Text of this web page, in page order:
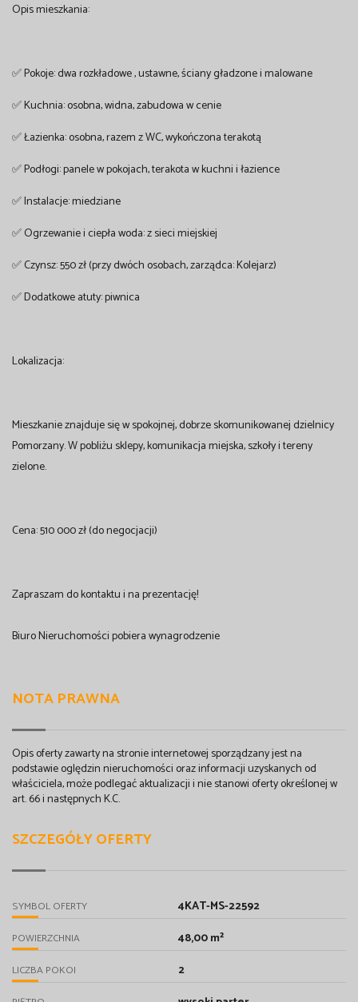
Opis mieszkania:
✅ Pokoje: dwa rozkładowe , ustawne, ściany gładzone i malowane
✅ Kuchnia: osobna, widna, zabudowa w cenie
✅ Łazienka: osobna, razem z WC, wykończona terakotą
✅ Podłogi: panele w pokojach, terakota w kuchni i łazience
✅ Instalacje: miedziane
✅ Ogrzewanie i ciepła woda: z sieci miejskiej
✅ Czynsz: 550 zł (przy dwóch osobach, zarządca: Kolejarz)
✅ Dodatkowe atuty: piwnica
Lokalizacja:
Mieszkanie znajduje się w spokojnej, dobrze skomunikowanej dzielnicy
Pomorzany. W pobliżu sklepy, komunikacja miejska, szkoły i tereny
zielone.
Cena: 510 000 zł (do negocjacji)
Zapraszam do kontaktu i na prezentację!
Biuro Nieruchomości pobiera wynagrodzenie
NOTA PRAWNA
Opis oferty zawarty na stronie internetowej sporządzany jest na
podstawie oględzin nieruchomości oraz informacji uzyskanych od
właściciela, może podlegać aktualizacji i nie stanowi oferty określonej w
art. 66 i następnych K.C.
SZCZEGÓŁY OFERTY
SYMBOL OFERTY 4KAT-MS-22592
POWIERZCHNIA 48,00 m²
LICZBA POKOI 2